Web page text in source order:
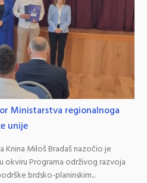
Ministarstva regionalnoga
unije
Knina Miloš Bradaš nazočio je
okviru Programa održivog razvoja
brdsko-planinskim...